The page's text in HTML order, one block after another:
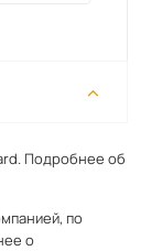
Подробнее об
по
о